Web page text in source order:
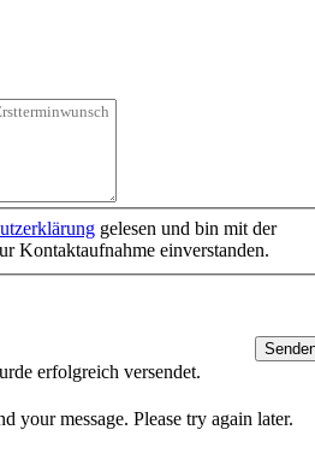
gelesen und bin mit der
Kontaktaufnahme einverstanden.
erfolgreich versendet.
your message. Please try again later.